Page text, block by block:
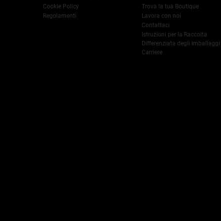
Cookie Policy
Regolamenti
Trova la tua Boutique
Lavora con noi
Contattaci
Istruzioni per la Raccolta
Differenziata degli Imballaggi
Carriere